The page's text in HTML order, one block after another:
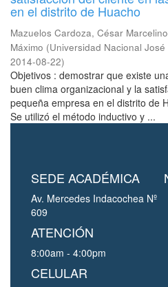
en el distrito de Huacho
Mazuelos Cardoza, César Marcelino
Máximo (Universidad Nacional
2014-08-22)
Objetivos : demostrar que existe
buen clima organizacional y la
pequeña empresa en el distrito de
Se utilizó el método inductivo y ...
SEDE ACADÉMICA
Av. Mercedes Indacochea Nº
609
ATENCIÓN
8:00am - 4:00pm
CELULAR